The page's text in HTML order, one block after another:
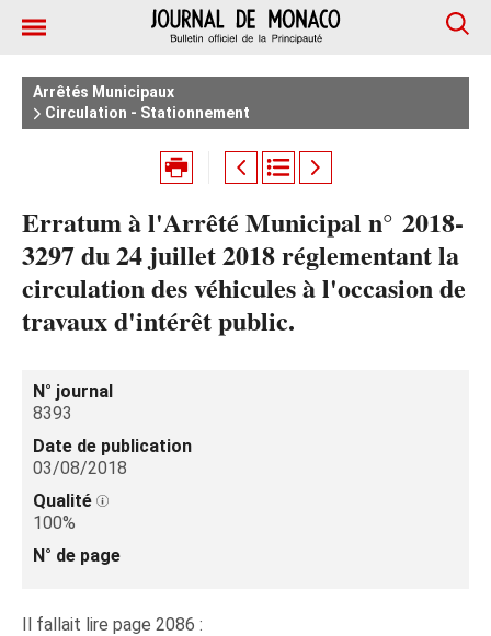
Arrêtés Municipaux
Circulation - Stationnement
Erratum à l'Arrêté Municipal n° 2018-
3297 du 24 juillet 2018 réglementant la
circulation des véhicules à l'occasion de
travaux d'intérêt public.
N° journal
8393
Date de publication
03/08/2018
Qualité
100%
N° de page
Il fallait lire page 2086 :